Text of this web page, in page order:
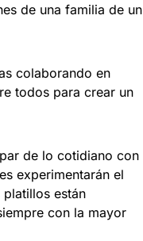
de una familia de un
colaborando en
todos para crear un
de lo cotidiano con
experimentarán el
están
con la mayor